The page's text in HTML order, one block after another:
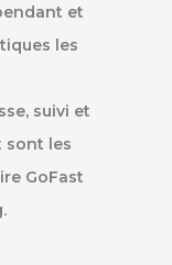
et
les
suivi et
sont les
GoFast